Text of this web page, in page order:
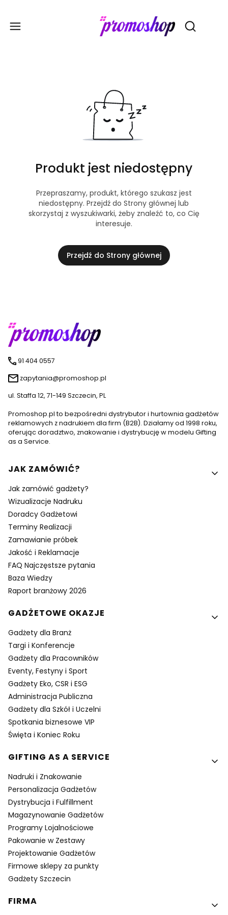
Otwórz
Produkt jest niedostępny
Przepraszamy, produkt, którego szukasz jest
niedostępny. Przejdź do Strony głównej lub
skorzystaj z wyszukiwarki, żeby znaleźć to, co Cię
interesuje.
Przejdź do Strony głównej
91 404 0557
zapytania@promoshop.pl
ul. Staffa 12, 71-149 Szczecin, PL
Promoshop.pl to bezpośredni dystrybutor i hurtownia gadżetów
reklamowych z nadrukiem dla firm (B2B). Działamy od 1998 roku,
oferując doradztwo, znakowanie i dystrybucję w modelu Gifting
as a Service.
Linki w stopce
JAK ZAMÓWIĆ?
Jak zamówić gadżety?
Wizualizacje Nadruku
Doradcy Gadżetowi
Terminy Realizacji
Zamawianie próbek
Jakość i Reklamacje
FAQ Najczęstsze pytania
Baza Wiedzy
Raport branżowy 2026
GADŻETOWE OKAZJE
Gadżety dla Branż
Targi i Konferencje
Gadżety dla Pracowników
Eventy, Festyny i Sport
Gadżety Eko, CSR i ESG
Administracja Publiczna
Gadżety dla Szkół i Uczelni
Spotkania biznesowe VIP
Święta i Koniec Roku
GIFTING AS A SERVICE
Nadruki i Znakowanie
Personalizacja Gadżetów
Dystrybucja i Fulfillment
Magazynowanie Gadżetów
Programy Lojalnościowe
Pakowanie w Zestawy
Projektowanie Gadżetów
Firmowe sklepy za punkty
Gadżety Szczecin
FIRMA